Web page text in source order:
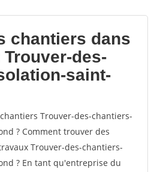
votes
chantiers dans
des-
saint-
Trouver-des-chantiers-
? Comment trouver des
Trouver-des-chantiers-
? En tant qu'entreprise du